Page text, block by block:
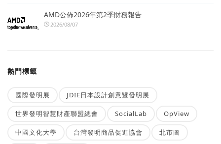
AMD公佈2026年第2季財務報告
2026/08/07
熱門標籤
國際發明展 JDIE日本設計創意暨發明展
世界發明智慧財產聯盟總會 SocialLab OpView
中國文化大學 台灣發明商品促進協會 北市圖